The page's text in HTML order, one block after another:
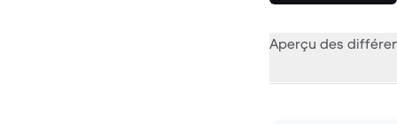
Aperçu des